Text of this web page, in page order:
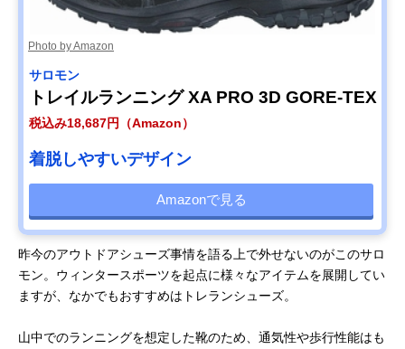
Photo by Amazon
サロモン
トレイルランニング XA PRO 3D GORE-TEX
税込み18,687円（Amazon）
着脱しやすいデザイン
Amazonで見る
昨今のアウトドアシューズ事情を語る上で外せないのがこのサロ
モン。ウィンタースポーツを起点に様々なアイテムを展開してい
ますが、なかでもおすすめはトレランシューズ。
山中でのランニングを想定した靴のため、通気性や歩行性能はも